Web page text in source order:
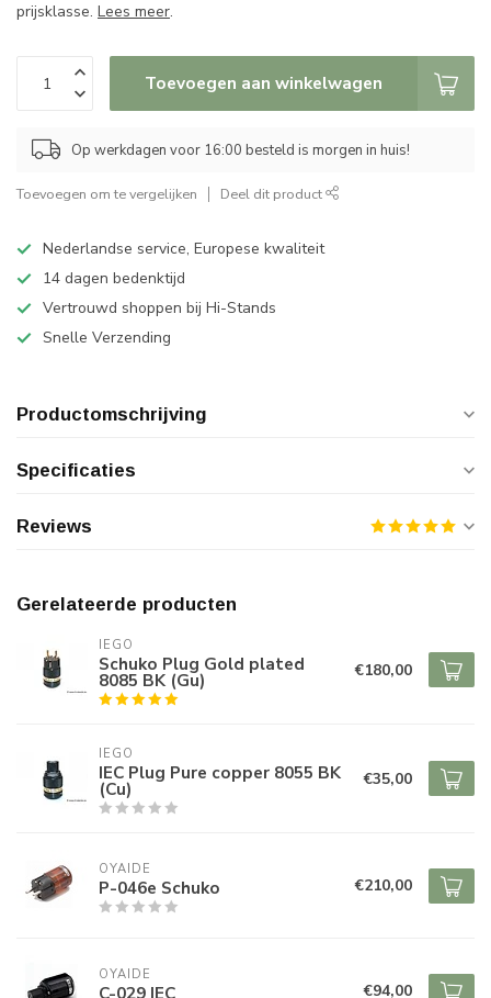
prijsklasse. Lees meer.
Toevoegen aan winkelwagen
Op werkdagen voor 16:00 besteld is morgen in huis!
Toevoegen om te vergelijken Deel dit product
Nederlandse service, Europese kwaliteit
14 dagen bedenktijd
Vertrouwd shoppen bij Hi-Stands
Snelle Verzending
Productomschrijving
Specificaties
Reviews
Gerelateerde producten
IEGO
Schuko Plug Gold plated
8085 BK (Gu) €180,00
IEGO
IEC Plug Pure copper 8055 BK
(Cu) €35,00
OYAIDE
P-046e Schuko €210,00
OYAIDE
C-029 IEC €94,00